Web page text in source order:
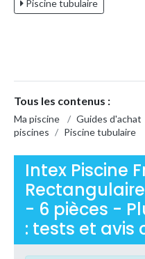
Piscine tubulaire
Tous les contenus :
Ma piscine / Guides d'achat
piscines / Piscine tubulaire
Intex Piscine
- 6 pièces -
: tests et avis